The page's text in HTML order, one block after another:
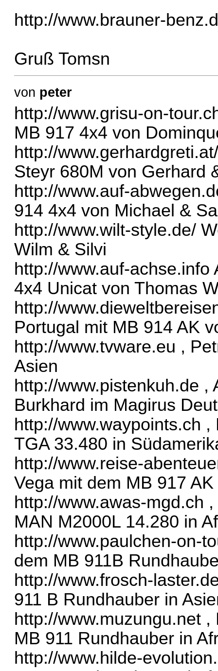
http://www.brauner-
Gruß Tomsn
von peter
http://www.grisu-on-
MB 917 4x4 von
http://
Steyr 680M von Gerhard
http://www.auf-
914 4x4 von Michael &
http://www.wilt-style.de/
Wilm & Silvi
http://www.auf-achse.info
4x4 Unicat von Thomas
http://
Portugal mit MB 914 AK
http://www.tvware.eu ,
Asien
http://www.pistenkuh.de ,
Burkhard im Magirus
http://www.waypoints.ch ,
TGA 33.480 in
http://www.reise-
Vega mit dem MB 917
http://www.awas-mgd.ch
MAN M2000L 14.280 in
http://www.paulchen-on-
dem MB 911B
http://www.frosch-
911 B Rundhauber in
http://www.muzungu.net ,
MB 911 Rundhauber in
http://www.hilde-